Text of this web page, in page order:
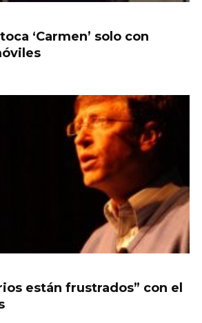
‘Carmen’ solo con
están frustrados” con el